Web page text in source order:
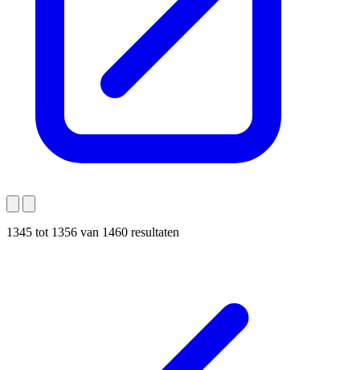
1345 tot 1356 van 1460 resultaten